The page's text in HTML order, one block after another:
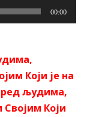
00:00
Који је на
људима,
Који